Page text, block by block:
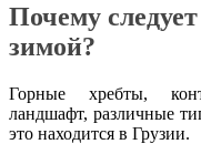
Почему
зимой?
Горные хребты,
ландшафт, различные
это находится в Грузии.